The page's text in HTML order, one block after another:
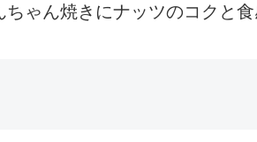
ゃん焼きにナッツのコクと食